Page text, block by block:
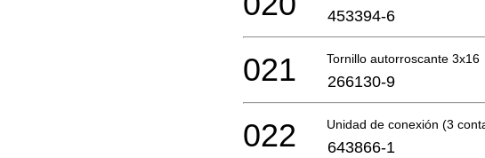
453394-6
Tornillo autorroscante 3x16
021 266130-9
Unidad de conexión (3
022 643866-1